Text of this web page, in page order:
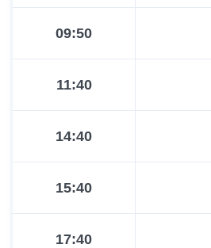
09:50
11:40
14:40
15:40
17:40